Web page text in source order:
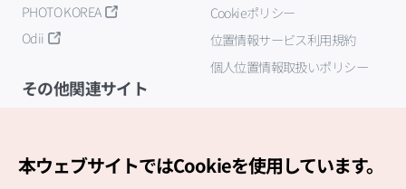
PHOTO KOREA
Odii
Cookieポリシー
位置情報サービス利用規約
個人位置情報取扱いポリシー
その他関連サイト
本ウェブサイトではCookieを使用しています。